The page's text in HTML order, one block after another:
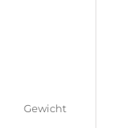
Gewicht